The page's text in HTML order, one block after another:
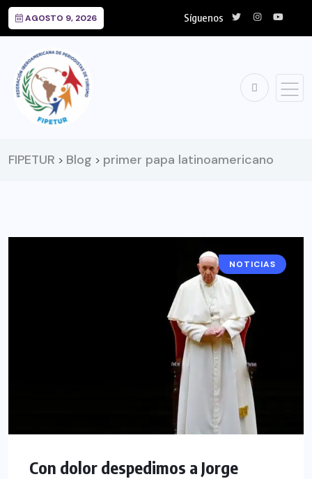
AGOSTO 9, 2026 Síguenos
FIPETUR > Blog > primer papa latinoamericano
NOTICIAS
Con dolor despedimos a Jorge